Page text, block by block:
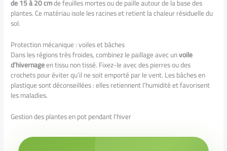
de 15 à 20 cmde feuilles mortes ou de paille autour de la base des
plantes. Ce matériau isole les racines et retient la chaleur résiduelle du
sol.
Protection mécanique : voiles et bâches
Dans les régions très froides, combinez le paillage avec unvoile
d’hivernageen tissu non tissé. Fixez-le avec des pierres ou des
crochets pour éviter qu’il ne soit emporté par le vent. Les bâches en
plastique sont déconseillées : elles retiennent l’humidité et favorisent
les maladies.
Gestion des plantes en pot pendant l’hiver